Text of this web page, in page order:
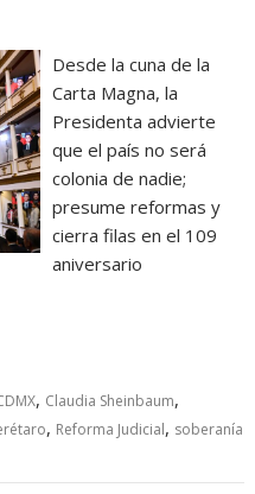
Desde la cuna de la
Carta Magna, la
Presidenta advierte
que el país no será
colonia de nadie;
presume reformas y
cierra filas en el 109
aniversario
, Claudia Sheinbaum,
, Reforma Judicial, soberanía